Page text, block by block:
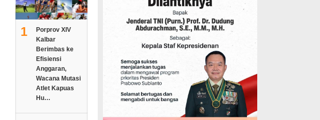
1
Porprov XIV
Kalbar
Berimbas ke
Efisiensi
Anggaran,
Wacana Mutasi
Atlet Kapuas
Hu…